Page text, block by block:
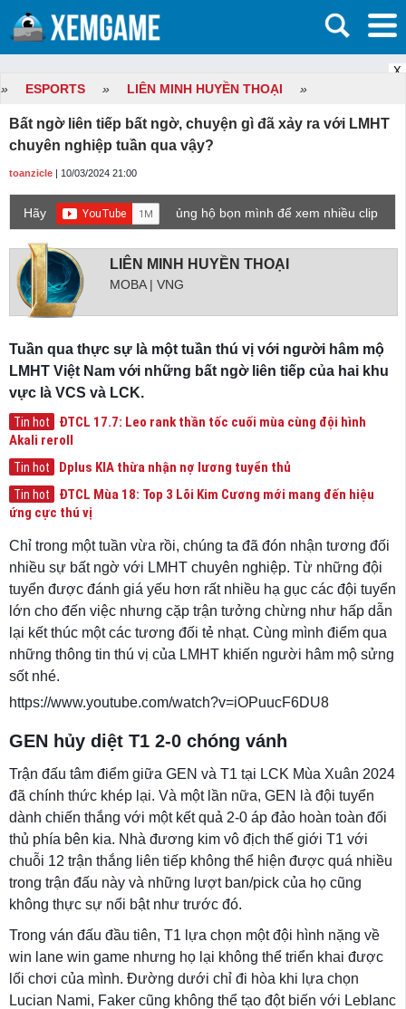
X
» ESPORTS » LIÊN MINH HUYỀN THOẠI »
Bất ngờ liên tiếp bất ngờ, chuyện gì đã xảy ra với LMHT
chuyên nghiệp tuần qua vậy?
toanzicle | 10/03/2024 21:00
Hãy
ủng hộ bọn mình để xem nhiều clip
LIÊN MINH HUYỀN THOẠI
MOBA | VNG
Tuần qua thực sự là một tuần thú vị với người hâm mộ
LMHT Việt Nam với những bất ngờ liên tiếp của hai khu
vực là VCS và LCK.
Tin hot
ĐTCL 17.7: Leo rank thần tốc cuối mùa cùng đội hình
Akali reroll
Tin hot Dplus KIA thừa nhận nợ lương tuyển thủ
Tin hot
ĐTCL Mùa 18: Top 3 Lõi Kim Cương mới mang đến hiệu
ứng cực thú vị
Chỉ trong một tuần vừa rồi, chúng ta đã đón nhận tương đối
nhiều sự bất ngờ với LMHT chuyên nghiệp. Từ những đội
tuyển được đánh giá yếu hơn rất nhiều hạ gục các đội tuyển
lớn cho đến việc nhưng cặp trận tưởng chừng như hấp dẫn
lại kết thúc một các tương đối tẻ nhạt. Cùng mình điểm qua
những thông tin thú vị của LMHT khiến người hâm mộ sửng
sốt nhé.
https://www.youtube.com/watch?v=iOPuucF6DU8
GEN hủy diệt T1 2-0 chóng vánh
Trận đấu tâm điểm giữa GEN và T1 tại LCK Mùa Xuân 2024
đã chính thức khép lại. Và một lần nữa, GEN là đội tuyển
dành chiến thắng với một kết quả 2-0 áp đảo hoàn toàn đối
thủ phía bên kia. Nhà đương kim vô địch thế giới T1 với
chuỗi 12 trận thắng liên tiếp không thể hiện được quá nhiều
trong trận đấu này và những lượt ban/pick của họ cũng
không thực sự nổi bật như trước đó.
Trong ván đấu đầu tiên, T1 lựa chọn một đội hình nặng về
win lane win game nhưng họ lại không thể triển khai được
lối chơi của mình. Đường dưới chỉ đi hòa khi lựa chọn
Lucian Nami, Faker cũng không thể tạo đột biến với Leblanc